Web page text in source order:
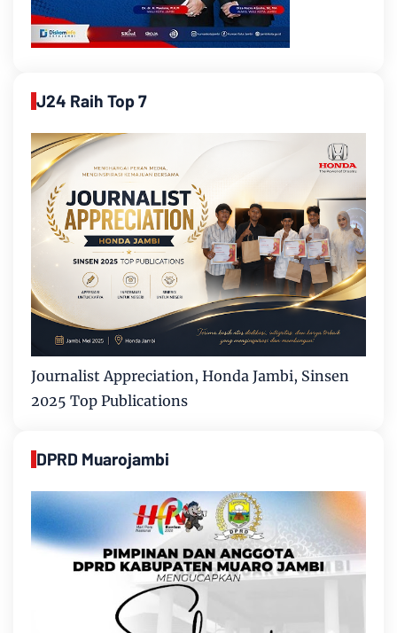
J24 Raih Top 7
Journalist Appreciation, Honda Jambi, Sinsen
2025 Top Publications
DPRD Muarojambi